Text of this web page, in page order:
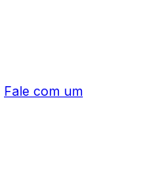
Fale com um